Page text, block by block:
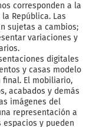
corresponden a la
República. Las
sujetas a cambios;
variaciones y
digitales
y casas modelo
El mobiliario,
acabados y demás
imágenes del
representación a
y pueden